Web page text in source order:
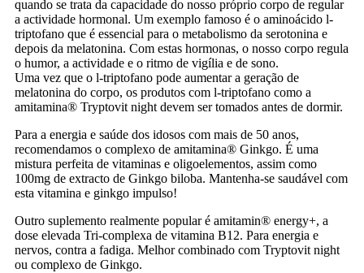
quando se trata da capacidade do nosso próprio corpo de regular
a actividade hormonal. Um exemplo famoso é o aminoácido l-
triptofano que é essencial para o metabolismo da serotonina e
depois da melatonina. Com estas hormonas, o nosso corpo regula
o humor, a actividade e o ritmo de vigília e de sono.
Uma vez que o l-triptofano pode aumentar a geração de
melatonina do corpo, os produtos com l-triptofano como a
amitamina® Tryptovit night devem ser tomados antes de dormir.
Para a energia e saúde dos idosos com mais de 50 anos,
recomendamos o complexo de amitamina® Ginkgo. É uma
mistura perfeita de vitaminas e oligoelementos, assim como
100mg de extracto de Ginkgo biloba. Mantenha-se saudável com
esta vitamina e ginkgo impulso!
Outro suplemento realmente popular é amitamin® energy+, a
dose elevada Tri-complexa de vitamina B12. Para energia e
nervos, contra a fadiga. Melhor combinado com Tryptovit night
ou complexo de Ginkgo.